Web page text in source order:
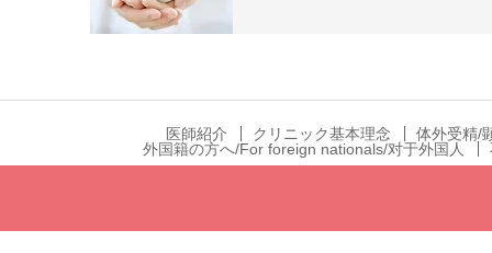
医師紹介 クリニック基本理念 体外受精/
外国籍の方へ/For foreign nationals/对于外国人